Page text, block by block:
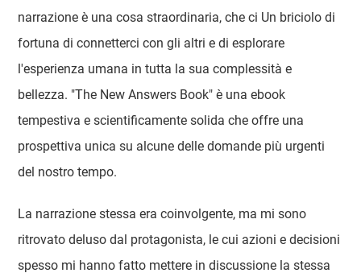
narrazione è una cosa straordinaria, che ci Un briciolo di
fortuna di connetterci con gli altri e di esplorare
l'esperienza umana in tutta la sua complessità e
bellezza. "The New Answers Book" è una ebook
tempestiva e scientificamente solida che offre una
prospettiva unica su alcune delle domande più urgenti
del nostro tempo.
La narrazione stessa era coinvolgente, ma mi sono
ritrovato deluso dal protagonista, le cui azioni e decisioni
spesso mi hanno fatto mettere in discussione la stessa